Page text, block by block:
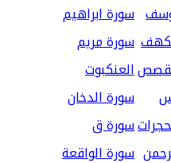
سورة ابراهيم
سورة مريم
العنكبوت
سورة الدخان
سورة ق
سورة الواقعة